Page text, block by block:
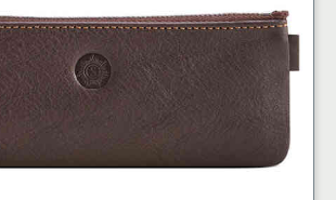
kan
väljas
på
produktsidan